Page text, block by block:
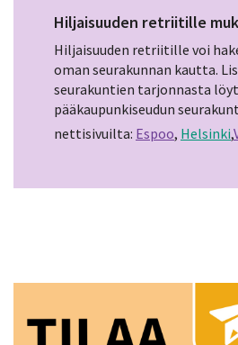
Hiljaisuuden retriitille
Hiljaisuuden retriitille voi
oman seurakunnan kautta.
seurakuntien tarjonnasta
pääkaupunkiseudun
nettisivuilta: Espoo, Helsinki,